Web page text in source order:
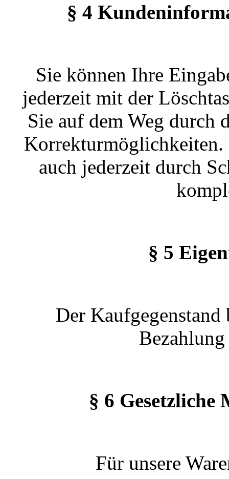
§ 4
Sie können Ihre
jederzeit mit der
Sie auf dem Weg durch
Korrekturmöglichkeiten.
auch jederzeit durch
§ 5
Der
§ 6 Gesetzliche
Für unsere